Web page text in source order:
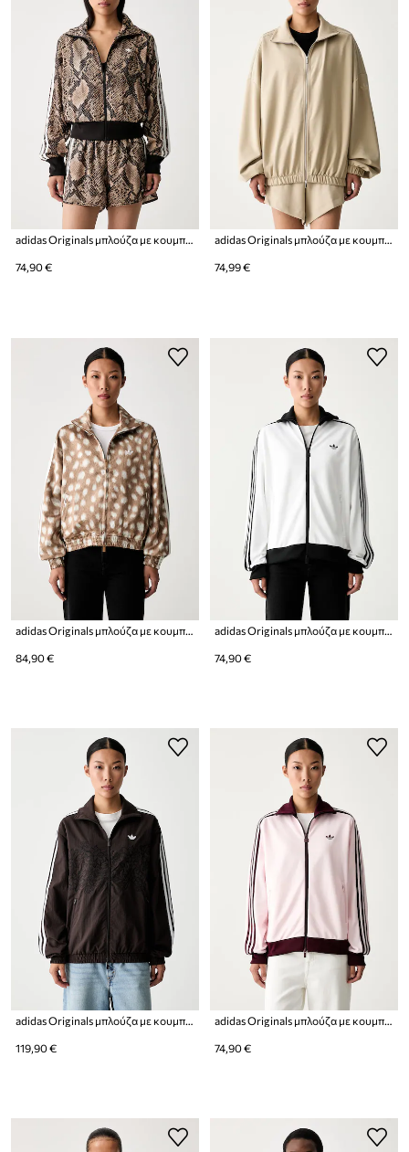
adidas Originals μπλούζα με κουμπιά Γυναικεία Satin Snake
74,90 €
adidas Originals μπλούζα με κουμπιά γυναικεία με lyocell
74,99 €
84,90 € 74,90 €
adidas Originals μπλούζα με κουμπιά Γυναικεία Floral Firebird
119,90 €
adidas Originals μπλούζα με κουμπιά γυναικεία με βαμβάκι Beckenbauer
74,90 €